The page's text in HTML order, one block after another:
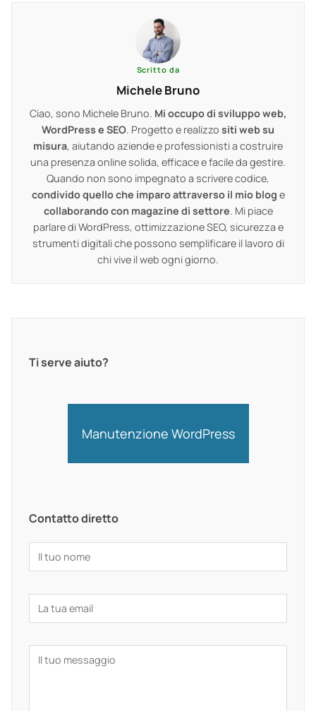
Scritto da
Michele Bruno
Ciao, sono Michele Bruno. Mi occupo di sviluppo web,
WordPress e SEO. Progetto e realizzo siti web su
misura, aiutando aziende e professionisti a costruire
una presenza online solida, efficace e facile da gestire.
Quando non sono impegnato a scrivere codice,
condivido quello che imparo attraverso il mio blog e
collaborando con magazine di settore. Mi piace
parlare di WordPress, ottimizzazione SEO, sicurezza e
strumenti digitali che possono semplificare il lavoro di
chi vive il web ogni giorno.
Ti serve aiuto?
Manutenzione WordPress
Contatto diretto